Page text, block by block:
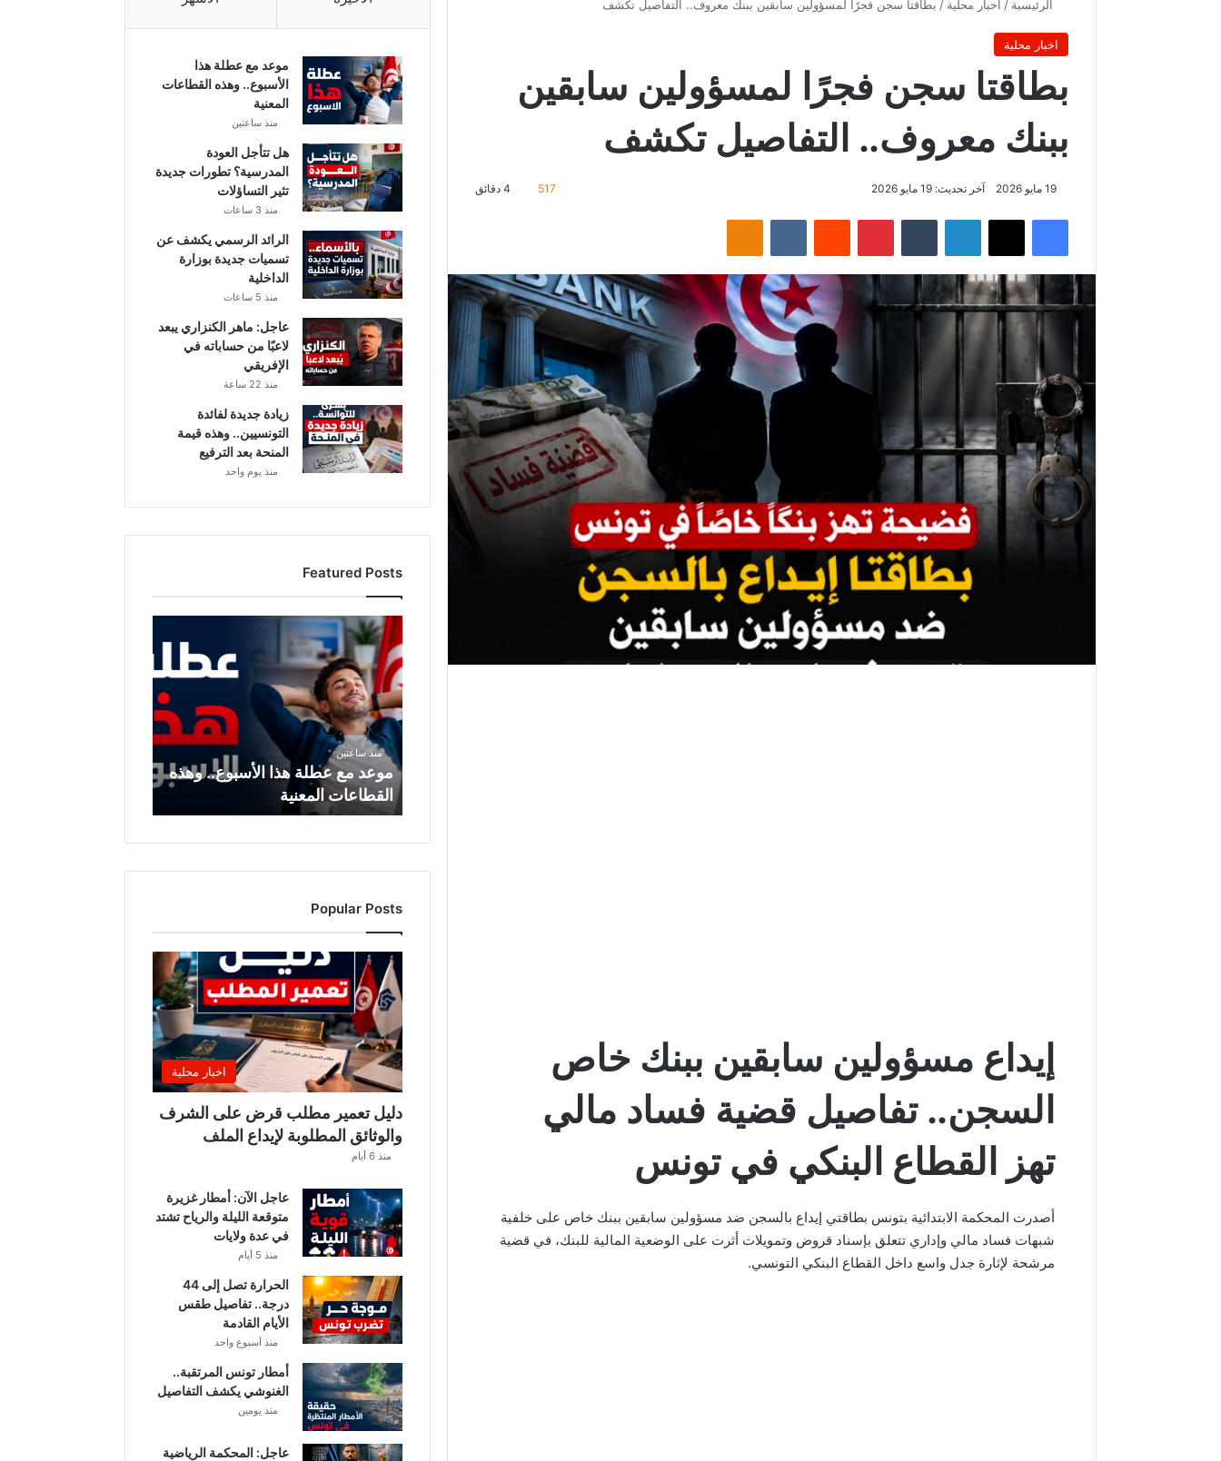
الرئيسية / اخبار محلية / بطاقتا سجن فجرًا لمسؤولين سابقين ببنك معروف.. التفاصيل تكشف
اخبار محلية
بطاقتا سجن فجرًا لمسؤولين سابقين
ببنك معروف.. التفاصيل تكشف
19 مايو 2026 آخر تحديث: 19 مايو 2026 517
فيسبوك لينكدإن بينتيريست
إيداع مسؤولين سابقين ببنك خاص
السجن.. تفاصيل قضية فساد مالي
تهز القطاع البنكي في تونس
أصدرت المحكمة الابتدائية بتونس بطاقتي إيداع بالسجن ضد مسؤولين سابقين ببنك خاص على خلفية
شبهات فساد مالي وإداري تتعلق بإسناد قروض وتمويلات أثرت على الوضعية المالية للبنك، في قضية
مرشحة لإثارة جدل واسع داخل القطاع البنكي التونسي.
موعد مع عطلة هذا
الأسبوع.. وهذه القطاعات
المعنية
منذ ساعتين
هل تتأجل العودة
المدرسية؟ تطورات جديدة
تثير التساؤلات
منذ 3 ساعات
الرائد الرسمي يكشف عن
تسميات جديدة بوزارة
الداخلية
منذ 5 ساعات
عاجل: ماهر الكنزاري يبعد
لاعبًا من حساباته في
الإفريقي
منذ 22 ساعة
زيادة جديدة لفائدة
التونسيين.. وهذه قيمة
المنحة بعد الترفيع
منذ يوم واحد
Featured Posts
م
و
ع
د
م
ع
ع
ط
ل
ة
ه
ا
أ
س
ب
ع
.
.
و
ه
ذ
ا
ل
ا
ع
ا
ت
ا
ل
م
ع
ي
ة
منذ ساعتين
موعد مع عطلة هذا الأسبوع.. وهذه
القطاعات المعنية
Popular Posts
اخبار محلية
دليل تعمير مطلب قرض على الشرف
والوثائق المطلوبة لإيداع الملف
منذ 6 أيام
عاجل الآن: أمطار غزيرة
متوقعة الليلة والرياح تشتد
في عدة ولايات
منذ 5 أيام
الحرارة تصل إلى 44
درجة.. تفاصيل طقس
الأيام القادمة
منذ أسبوع واحد
أمطار تونس المرتقبة..
الغنوشي يكشف التفاصيل
منذ يومين
عاجل: المحكمة الرياضية